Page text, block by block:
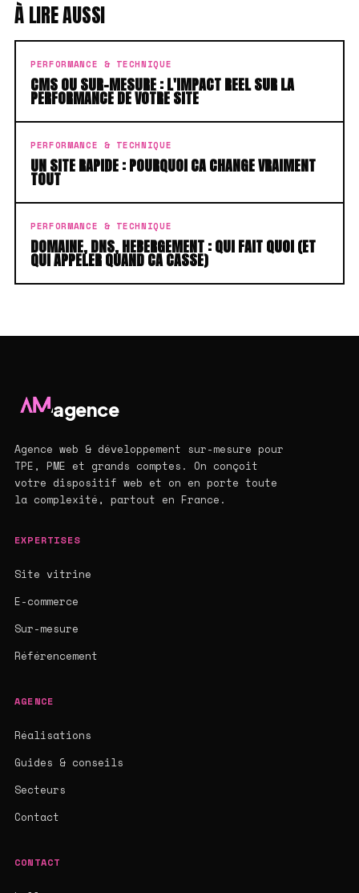
À LIRE AUSSI
PERFORMANCE & TECHNIQUE
CMS OU SUR-MESURE : L'IMPACT REEL SUR LA
PERFORMANCE DE VOTRE SITE
PERFORMANCE & TECHNIQUE
UN SITE RAPIDE : POURQUOI CA CHANGE VRAIMENT
TOUT
PERFORMANCE & TECHNIQUE
DOMAINE, DNS, HEBERGEMENT : QUI FAIT QUOI (ET
QUI APPELER QUAND CA CASSE)
agence
Agence web & développement sur-mesure pour
TPE, PME et grands comptes. On conçoit
votre dispositif web et on en porte toute
la complexité, partout en France.
EXPERTISES
Site vitrine
E-commerce
Sur-mesure
Référencement
AGENCE
Réalisations
Guides & conseils
Secteurs
Contact
CONTACT